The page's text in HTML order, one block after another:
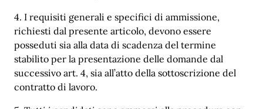
4. I requisiti generali e specifici di ammissione,
richiesti dal presente articolo, devono essere
posseduti sia alla data di scadenza del termine
stabilito per la presentazione delle domande dal
successivo art. 4, sia all’atto della sottoscrizione del
contratto di lavoro.